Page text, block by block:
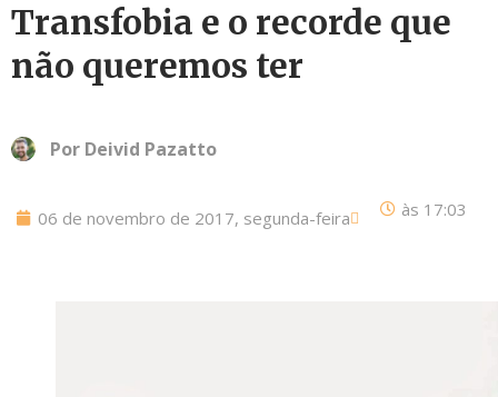
Transfobia e o recorde que
não queremos ter
Por Deivid Pazatto
06 de novembro de 2017, segunda-feira às 17:03